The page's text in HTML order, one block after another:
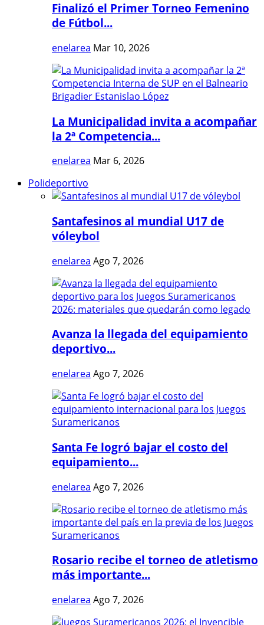
Finalizó el Primer Torneo Femenino
de Fútbol...
enelarea Mar 10, 2026
La Municipalidad invita a acompañar
la 2ª Competencia...
enelarea Mar 6, 2026
Polideportivo
Santafesinos al mundial U17 de
vóleybol
enelarea Ago 7, 2026
Avanza la llegada del equipamiento
deportivo...
enelarea Ago 7, 2026
Santa Fe logró bajar el costo del
equipamiento...
enelarea Ago 7, 2026
Rosario recibe el torneo de atletismo
más importante...
enelarea Ago 7, 2026